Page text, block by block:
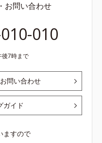
お問い合わせ
010
後7時まで
問い合わせ
ガイド
ますので